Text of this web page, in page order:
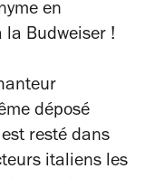
en
la Budweiser !
déposé
resté dans
italiens les